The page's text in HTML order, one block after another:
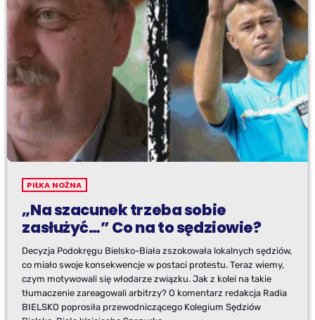
PIŁKA NOŻNA
„Na szacunek trzeba sobie
zasłużyć…” Co na to sędziowie?
Decyzja Podokręgu Bielsko-Biała zszokowała lokalnych sędziów,
co miało swoje konsekwencje w postaci protestu. Teraz wiemy,
czym motywowali się włodarze związku. Jak z kolei na takie
tłumaczenie zareagowali arbitrzy? O komentarz redakcja Radia
BIELSKO poprosiła przewodniczącego Kolegium Sędziów